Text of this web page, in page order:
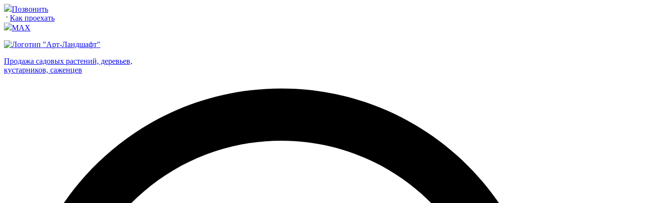
Позвонить
Как проехать
MAX
Продажа садовых растений, деревьев,
кустарников, саженцев